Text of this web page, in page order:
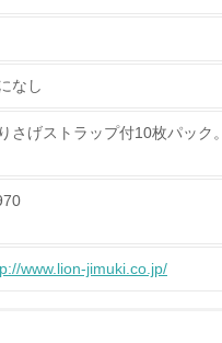
包装・物流
物流を行っている
なし
さげストラップ付10枚パック
www.lion-jimuki.co.jp/